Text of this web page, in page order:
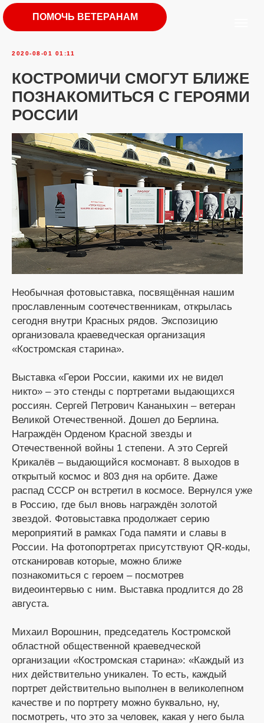
ПОМОЧЬ ВЕТЕРАНАМ
2020-08-01 01:11
КОСТРОМИЧИ СМОГУТ БЛИЖЕ
ПОЗНАКОМИТЬСЯ С ГЕРОЯМИ
РОССИИ
Необычная фотовыставка, посвящённая нашим
прославленным соотечественникам, открылась
сегодня внутри Красных рядов. Экспозицию
организовала краеведческая организация
«Костромская старина».
Выставка «Герои России, какими их не видел
никто» – это стенды с портретами выдающихся
россиян. Сергей Петрович Кананыхин – ветеран
Великой Отечественной. Дошел до Берлина.
Награждён Орденом Красной звезды и
Отечественной войны 1 степени. А это Сергей
Крикалёв – выдающийся космонавт. 8 выходов в
открытый космос и 803 дня на орбите. Даже
распад СССР он встретил в космосе. Вернулся уже
в Россию, где был вновь награждён золотой
звездой. Фотовыставка продолжает серию
мероприятий в рамках Года памяти и славы в
России. На фотопортретах присутствуют QR-коды,
отсканировав которые, можно ближе
познакомиться с героем – посмотрев
видеоинтервью с ним. Выставка продлится до 28
августа.
Михаил Ворошнин, председатель Костромской
областной общественной краеведческой
организации «Костромская старина»: «Каждый из
них действительно уникален. То есть, каждый
портрет действительно выполнен в великолепном
качестве и по портрету можно буквально, ну,
посмотреть, что это за человек, какая у него была